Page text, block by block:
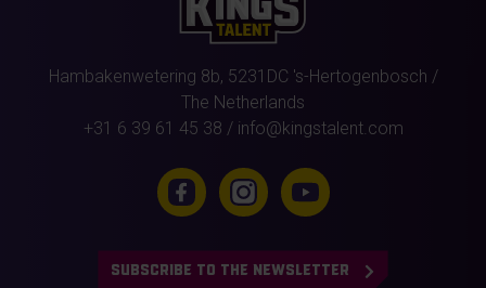
Hambakenwetering 8b, 5231DC 's-Hertogenbosch /
The Netherlands
+31 6 39 61 45 38 / info@kingstalent.com
SUBSCRIBE TO THE NEWSLETTER